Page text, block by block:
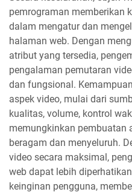
pemrograman memberikan
dalam mengatur dan
halaman web. Dengan
atribut yang tersedia,
pengalaman pemutaran
dan fungsional.
aspek video, mulai dari
kualitas, volume, kontrol
memungkinkan pembuatan
beragam dan menyeluruh.
video secara maksimal,
web dapat lebih
keinginan pengguna,